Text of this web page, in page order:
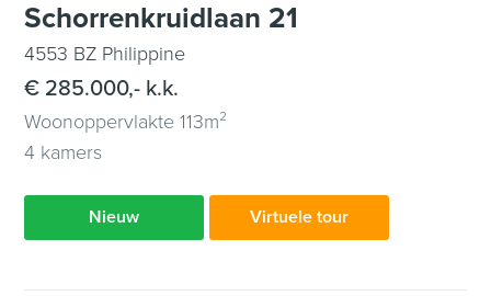
Schorrenkruidlaan 21
4553 BZ Philippine
€ 285.000,- k.k.
Woonoppervlakte 113m²
4 kamers
Nieuw Virtuele tour